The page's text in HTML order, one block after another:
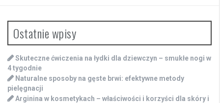
Ostatnie wpisy
Skuteczne ćwiczenia na łydki dla dziewczyn – smukłe nogi w
4 tygodnie
Naturalne sposoby na gęste brwi: efektywne metody
pielęgnacji
Arginina w kosmetykach – właściwości i korzyści dla skóry i